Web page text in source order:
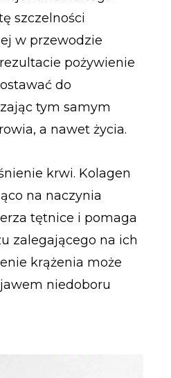
szczelności
w przewodzie
pożywienie
do
tym samym
a nawet życia.
krwi. Kolagen
na naczynia
tętnice i pomaga
zalegającego na ich
krążenia może
niedoboru